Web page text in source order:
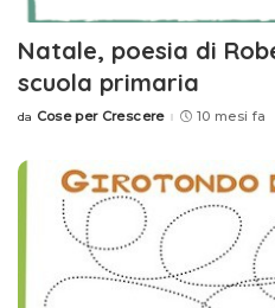
Natale, poesia di
scuola primaria
Posted
da Cose per Crescere 10 mesi fa